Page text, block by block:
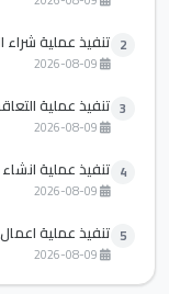
2 تنفيذ عملية شراء
3 تنفيذ عملية
4 تنفيذ عملية انشاء عدد 6 عمارة
5 تنفيذ عملية